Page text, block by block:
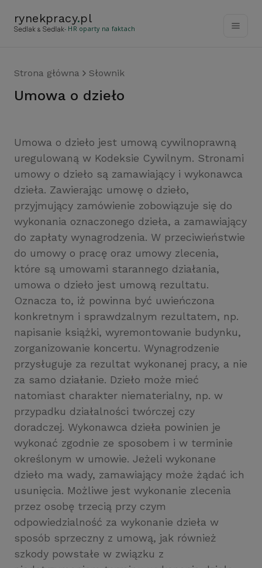
rynekpracy.pl
- HR oparty na faktach
Strona główna Słownik
umowa o dzieło
Umowa o dzieło jest umową cywilnoprawną
uregulowaną w Kodeksie Cywilnym. Stronami
umowy o dzieło są zamawiający i wykonawca
dzieła. Zawierając umowę o dzieło,
przyjmujący zamówienie zobowiązuje się do
wykonania oznaczonego dzieła, a zamawiający
do zapłaty wynagrodzenia. W przeciwieństwie
do umowy o pracę oraz umowy zlecenia,
które są umowami starannego działania,
umowa o dzieło jest umową rezultatu.
Oznacza to, iż powinna być uwieńczona
konkretnym i sprawdzalnym rezultatem, np.
napisanie książki, wyremontowanie budynku,
zorganizowanie koncertu. Wynagrodzenie
przysługuje za rezultat wykonanej pracy, a nie
za samo działanie. Dzieło może mieć
natomiast charakter niematerialny, np. w
przypadku działalności twórczej czy
doradczej. Wykonawca dzieła powinien je
wykonać zgodnie ze sposobem i w terminie
określonym w umowie. Jeżeli wykonane
dzieło ma wady, zamawiający może żądać ich
usunięcia. Możliwe jest wykonanie zlecenia
przez osobę trzecią przy czym
odpowiedzialność za wykonanie dzieła w
sposób sprzeczny z umową, jak również
szkody powstałe w związku z